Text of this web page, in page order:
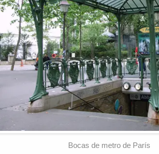
Bocas de metro de París